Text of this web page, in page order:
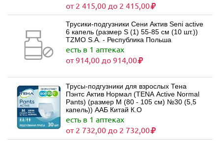
от 2 415,00 до 2 415,00
Трусики-подгузники Сени Актив Seni active
6 капель (размер S (1) 55-85 см (10 шт.))
TZMO S.A. - Республика Польша
есть в 1 аптеках
от 914,00 до 914,00
Трусы-подгузники для взрослых Тена
Пэнтс Актив Нормал (TENA Active Normal
Pants) (размер M (80 - 105 см) №30 (5,5
капель)) ААБ Китай К.О
есть в 1 аптеках
от 2 732,00 до 2 732,00